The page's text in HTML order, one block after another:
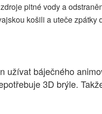
pitné vody a
košili a uteče zpátky
báječného
3D brýle.